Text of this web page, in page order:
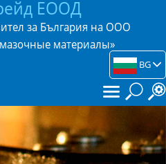
ЕООД
за България на ООО
материалы»
BG